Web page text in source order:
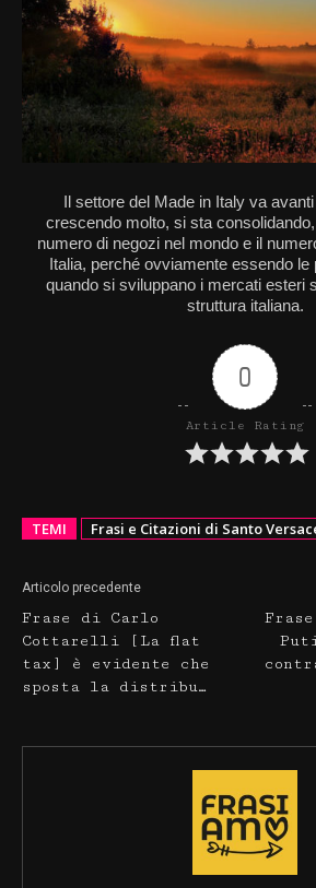
Il settore del Made in Italy va
crescendo molto, si sta
numero di negozi nel mondo e il
Italia, perché ovviamente essendo le
quando si sviluppano i mercati esteri
struttura italiana.
0
Article Rating
TEMI Frasi e Citazioni di Santo
Articolo precedente
Frase di Carlo
Cottarelli [La flat
tax] è evidente che
sposta la distribu…